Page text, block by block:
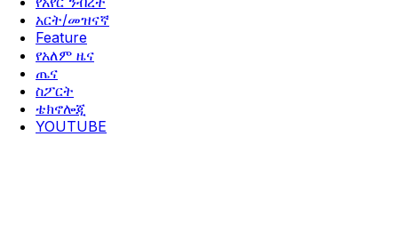
አርት/መዝናኛ
Feature
የአለም ዜና
ጤና
ስፖርት
ቴክኖሎጂ
YOUTUBE